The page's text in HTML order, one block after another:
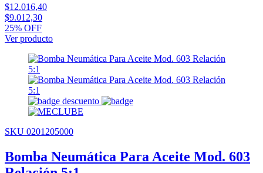
$12.016,40
$9.012,30
25% OFF
Ver producto
SKU 0201205000
Bomba Neumática Para Aceite Mod. 603